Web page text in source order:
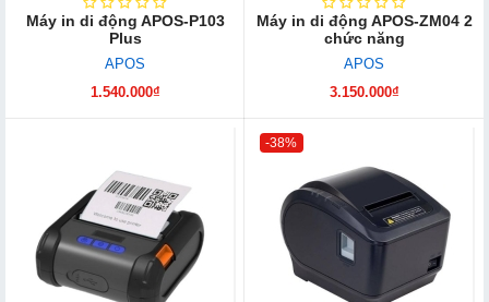
Máy in di động APOS-P103
Plus
APOS
1.540.000₫
Máy in di động APOS-ZM04 2
chức năng
APOS
3.150.000₫
-38%